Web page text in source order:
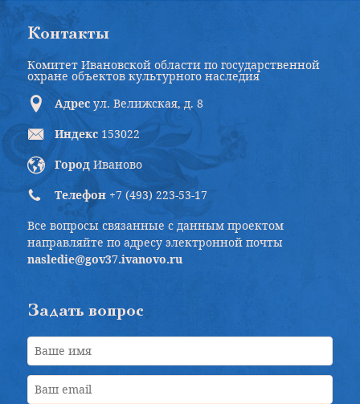
Контакты
Комитет Ивановской области по государственной
охране объектов культурного наследия
Адрес ул. Велижская, д. 8
Индекс 153022
Город Иваново
Телефон +7 (493) 223-53-17
Все вопросы связанные с данным проектом
направляйте по адресу электронной почты
nasledie@gov37.ivanovo.ru
Задать вопрос